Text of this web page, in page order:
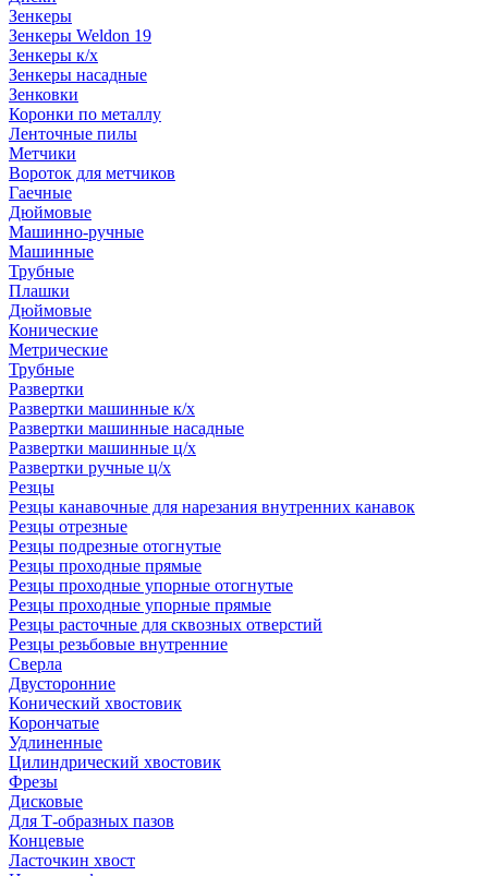
Зенкеры
Зенкеры Weldon 19
Зенкеры к/х
Зенкеры насадные
Зенковки
Коронки по металлу
Ленточные пилы
Метчики
Вороток для метчиков
Гаечные
Дюймовые
Машинно-ручные
Машинные
Трубные
Плашки
Дюймовые
Конические
Метрические
Трубные
Развертки
Развертки машинные к/х
Развертки машинные насадные
Развертки машинные ц/х
Развертки ручные ц/х
Резцы
Резцы канавочные для нарезания внутренних канавок
Резцы отрезные
Резцы подрезные отогнутые
Резцы проходные прямые
Резцы проходные упорные отогнутые
Резцы проходные упорные прямые
Резцы расточные для сквозных отверстий
Резцы резьбовые внутренние
Сверла
Двусторонние
Конический хвостовик
Корончатые
Удлиненные
Цилиндрический хвостовик
Фрезы
Дисковые
Для Т-образных пазов
Концевые
Ласточкин хвост